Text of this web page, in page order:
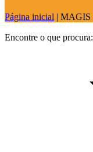
Página inicial | MAGIS
Encontre o que procura: